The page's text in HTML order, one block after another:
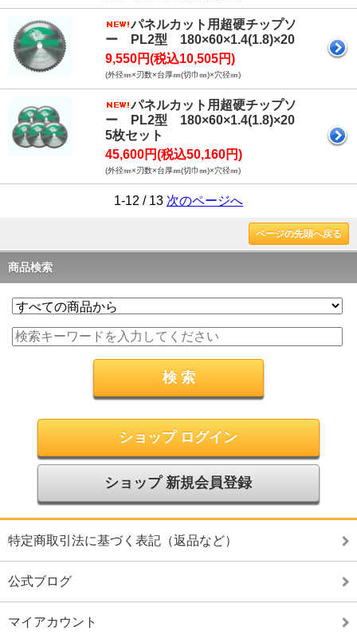
パネルカット用超硬チップソ
ー PL2型 180×60×1.4(1.8)×20
9,550円(税込10,505円)
(外径㎜×刃数×台厚㎜(切巾㎜)×穴径㎜)
パネルカット用超硬チップソ
ー PL2型 180×60×1.4(1.8)×20
5枚セット
45,600円(税込50,160円)
(外径㎜×刃数×台厚㎜(切巾㎜)×穴径㎜)
1-12 / 13 次のページへ
ページの先頭へ戻る
商品検索
ショップ ログイン
ショップ 新規会員登録
特定商取引法に基づく表記（返品など）
公式ブログ
マイアカウント